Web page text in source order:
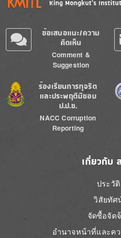
ข้อเสนอแนะ/ความ
คิดเห็น
Comment &
Suggestion
Image
ร้องเรียนการทุจริต
และประพฤติมิชอบ
ป.ป.ช.
NACC Corruption
Reporting
เกี่ยวกับ
ประวัติ
วิสัยทัศ
จัดซื้อจัด
อำนาจหน้าที่และค